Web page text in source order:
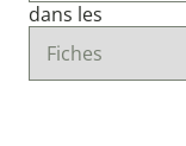
dans les